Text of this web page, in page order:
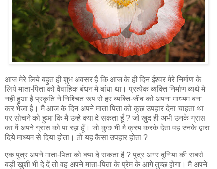
आज मेरे लिये बहुत ही शुभ अवसर है कि आज के ही दिन ईश्‍वर मेरे निर्माण के
लिये माता-पिता को वैवाहिक बंधन मे बांधा था। प्रत्‍येक व्‍यक्ति निर्माण व्यर्थ मे
नही हुआ है प्रकृति ने निश्चित रूप से हर व्यक्ति-जीव को अपना माध्‍यम बना
कर भेजा है। मै आज के दिन अपने माता पिता को कुछ उपहार देना चाहता था
पर सोचने को हुआ कि मै उन्‍हे क्‍या दे सकता हूँ ? जो खुद ही अभी उनके ग्रास
का में अपने ग्रास को पा रहा हूँ। जो कुछ भी मै क्रय करके देता वह उनके द्वारा
दिये माध्यम से दिया होता। तो यह कैसा उपहार होता ?
एक पुत्र अपने माता-पिता को क्या दे सकता है ? पुत्र अगर दुनिया की सबसे
बड़ी खुशी भी दे दें तो वह अपने माता-पिता के प्रेम के आगे तुच्‍छ होगा। मै अपने